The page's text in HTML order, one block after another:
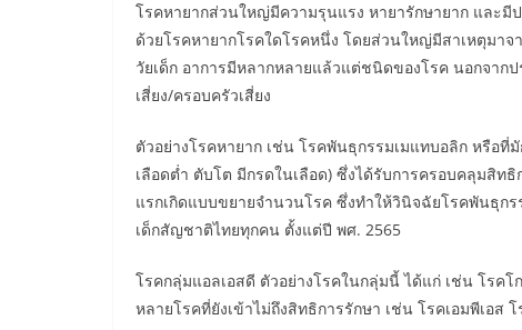
โรคหายากส่วนใหญ่มีความรุนแรง หายารักษายาก และ
ด้วยโรคหายากโรคใดโรคหนึ่ง โดยส่วนใหญ่มีสาเหตุมา
วัยเด็ก อาการมีหลากหลายแล้วแต่ชนิดของโรค นอกจาก
เสี่ยง/ครอบครัวเสี่ยง
ตัวอย่างโรคหายาก เช่น โรคพันธุกรรมเมแทบอลิก หรือ
เลือดต่ำ ตับโต มีกรดในเลือด) ซึ่งได้รับการครอบคลุมสิท
แรกเกิดแบบขยายจำนวนโรค ซึ่งทำให้วินิจฉัยโรคพันธุก
เด็กสัญชาติไทยทุกคน ตั้งแต่ปี พศ. 2565
โรคกลุ่มแอลเอสดี ตัวอย่างโรคในกลุ่มนี้ ได้แก่ เช่น โรค
หลายโรคที่ยังเข้าไม่ถึงสิทธิการรักษา เช่น โรคเอมพีเอส